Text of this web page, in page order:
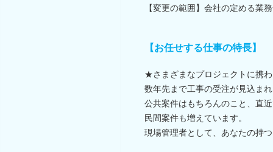
【変更の範囲】会社の定める業
【お任せする仕事の特長】
★さまざまなプロジェクトに携
数年先まで工事の受注が見込ま
公共案件はもちろんのこと、直
民間案件も増えています。
現場管理者として、あなたの持